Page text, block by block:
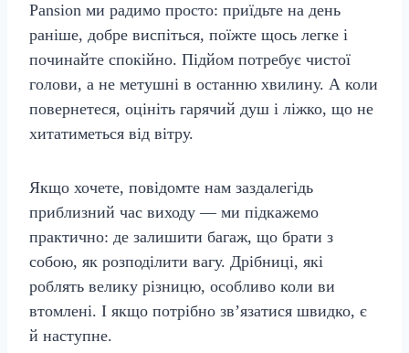
Pansion ми радимо просто: приїдьте на день
раніше, добре виспіться, поїжте щось легке і
починайте спокійно. Підйом потребує чистої
голови, а не метушні в останню хвилину. А коли
повернетеся, оцініть гарячий душ і ліжко, що не
хитатиметься від вітру.
Якщо хочете, повідомте нам заздалегідь
приблизний час виходу — ми підкажемо
практично: де залишити багаж, що брати з
собою, як розподілити вагу. Дрібниці, які
роблять велику різницю, особливо коли ви
втомлені. І якщо потрібно зв’язатися швидко, є
й наступне.